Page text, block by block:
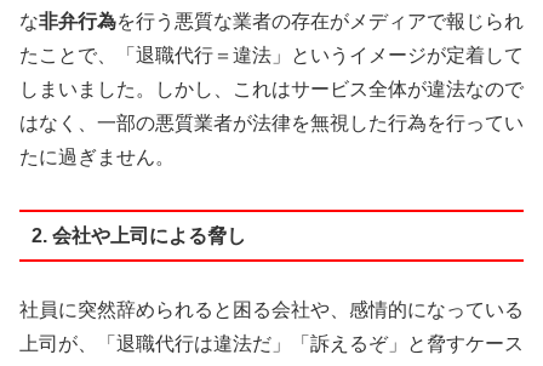
な非弁行為を行う悪質な業者の存在がメディアで報じられ
たことで、「退職代行＝違法」というイメージが定着して
しまいました。しかし、これはサービス全体が違法なので
はなく、一部の悪質業者が法律を無視した行為を行ってい
たに過ぎません。
2. 会社や上司による脅し
社員に突然辞められると困る会社や、感情的になっている
上司が、「退職代行は違法だ」「訴えるぞ」と脅すケース